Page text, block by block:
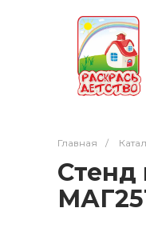
Главная /
Стенд